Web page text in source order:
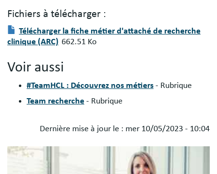
Fichiers à télécharger :
Fichier(s)
à
:
Document
Télécharger la fiche métier d'attaché de recherche
clinique (ARC) 662.51 Ko
Voir aussi
#TeamHCL : Découvrez nos métiers - Rubrique
Team recherche - Rubrique
Dernière mise à jour le : mer 10/05/2023 - 10:04
Blocs
Image